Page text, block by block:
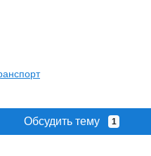
Обсудить тему 1